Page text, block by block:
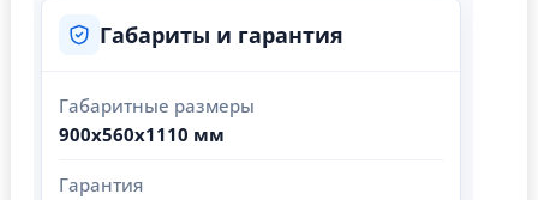
Габариты и гарантия
Габаритные размеры
900х560х1110 мм
Гарантия